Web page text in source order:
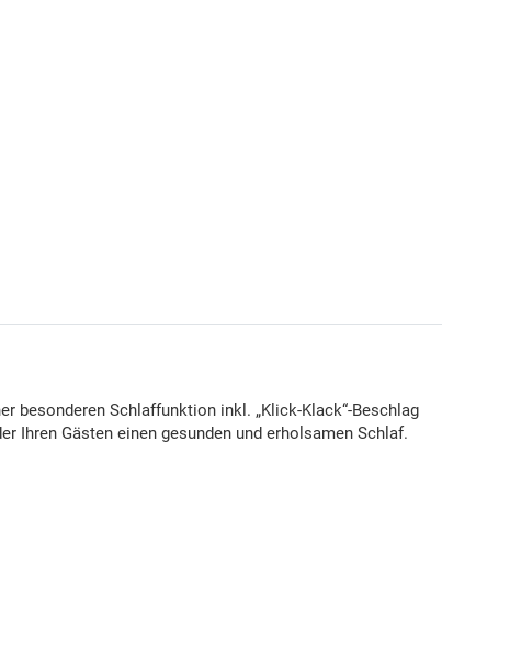
besonderen Schlaffunktion inkl. „Klick-Klack“-Beschlag
Ihren Gästen einen gesunden und erholsamen Schlaf.